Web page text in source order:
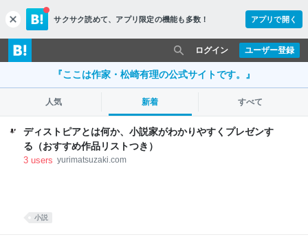
c
l
o
s
サクサク読めて、 アプリ限定の機能も多数！ アプリで開く
ユーザー登録
ログイン
『ここは作家・松崎有理の公式サイトです。』
人気 新着 すべて
ディストピアとは何か、小説家がわかりやすくプレゼンす
る（おすすめ作品リストつき）
3 users yurimatsuzaki.com
小説